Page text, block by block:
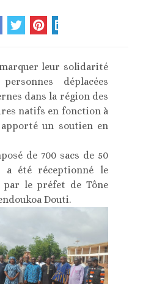
leur solidarité
déplacées
dans la région des
natifs en fonction à
un soutien en
de 700 sacs de 50
été réceptionné le
par le préfet de Tône
Douti.